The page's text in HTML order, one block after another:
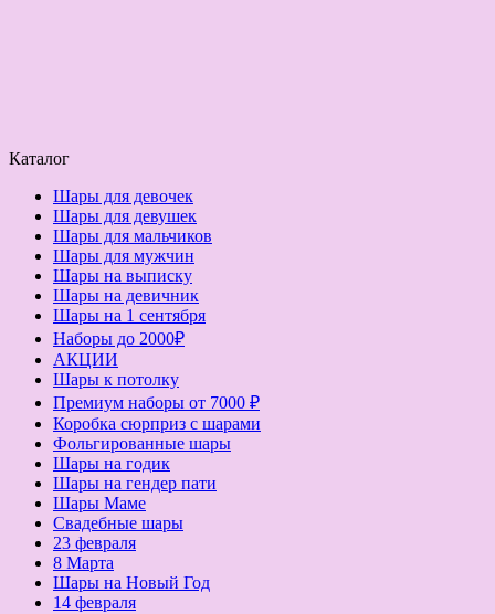
Каталог
Шары для девочек
Шары для девушек
Шары для мальчиков
Шары для мужчин
Шары на выписку
Шары на девичник
Шары на 1 сентября
Наборы до 2000₽
АКЦИИ
Шары к потолку
Премиум наборы от 7000 ₽
Коробка сюрприз с шарами
Фольгированные шары
Шары на годик
Шары на гендер пати
Шары Маме
Свадебные шары
23 февраля
8 Марта
Шары на Новый Год
14 февраля